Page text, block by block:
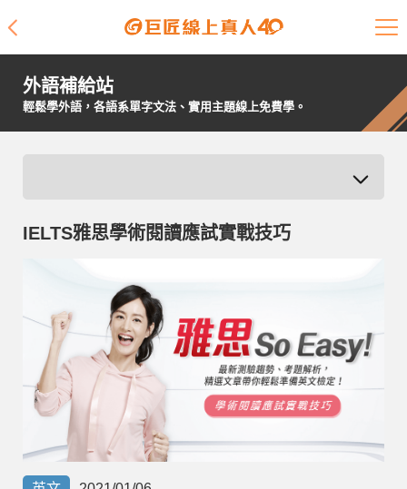
課程介紹
開課查詢
學員故事
企業客戶
就業輔導
部落格
線上體驗
外語補給站
輕鬆學外語，各語系單字文法、實用主題線上免費學。
IELTS雅思學術閱讀應試實戰技巧